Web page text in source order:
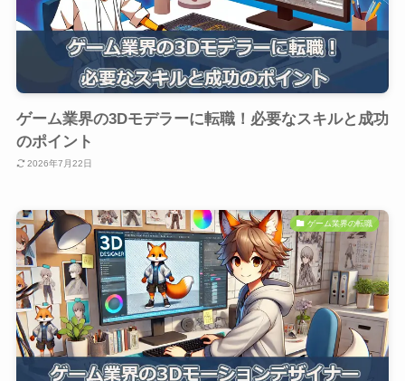
ゲーム業界の3Dモデラーに転職！必要なスキルと成功
のポイント
2026年7月22日
ゲーム業界の転職